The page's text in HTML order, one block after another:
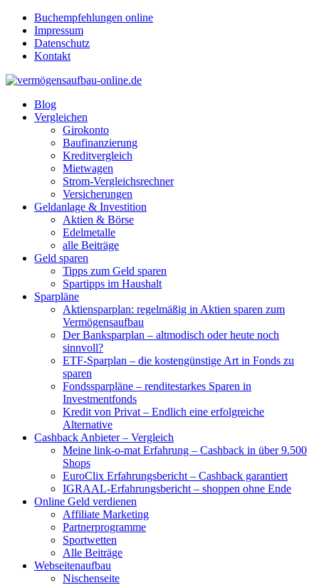
Buchempfehlungen online
Impressum
Datenschutz
Kontakt
Blog
Vergleichen
Girokonto
Baufinanzierung
Kreditvergleich
Mietwagen
Strom-Vergleichsrechner
Versicherungen
Geldanlage & Investition
Aktien & Börse
Edelmetalle
alle Beiträge
Geld sparen
Tipps zum Geld sparen
Spartipps im Haushalt
Sparpläne
Aktiensparplan: regelmäßig in Aktien sparen zum
Vermögensaufbau
Der Banksparplan – altmodisch oder heute noch
sinnvoll?
ETF-Sparplan – die kostengünstige Art in Fonds zu
sparen
Fondssparpläne – renditestarkes Sparen in
Investmentfonds
Kredit von Privat – Endlich eine erfolgreiche
Alternative
Cashback Anbieter – Vergleich
Meine link-o-mat Erfahrung – Cashback in über 9.500
Shops
EuroClix Erfahrungsbericht – Cashback garantiert
IGRAAL-Erfahrungsbericht – shoppen ohne Ende
Online Geld verdienen
Affiliate Marketing
Partnerprogramme
Sportwetten
Alle Beiträge
Webseitenaufbau
Nischenseite